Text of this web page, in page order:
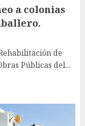
a colonias
de
Públicas del...